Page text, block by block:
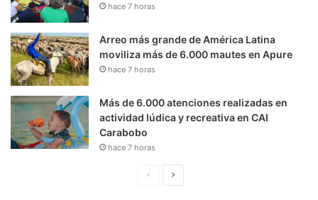
hace 7 horas
Arreo más grande de América Latina
moviliza más de 6.000 mautes en Apure
hace 7 horas
Más de 6.000 atenciones realizadas en
actividad lúdica y recreativa en CAI
Carabobo
hace 7 horas